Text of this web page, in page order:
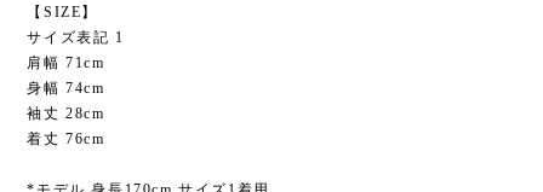
【SIZE】
サイズ表記 1
肩幅 71cm
身幅 74cm
袖丈 28cm
着丈 76cm